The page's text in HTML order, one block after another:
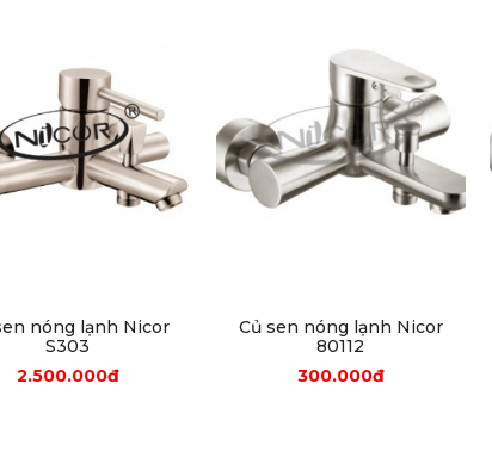
nóng lạnh Nicor
S303
2.500.000đ
Củ sen nóng lạnh Nicor
80112
300.000đ